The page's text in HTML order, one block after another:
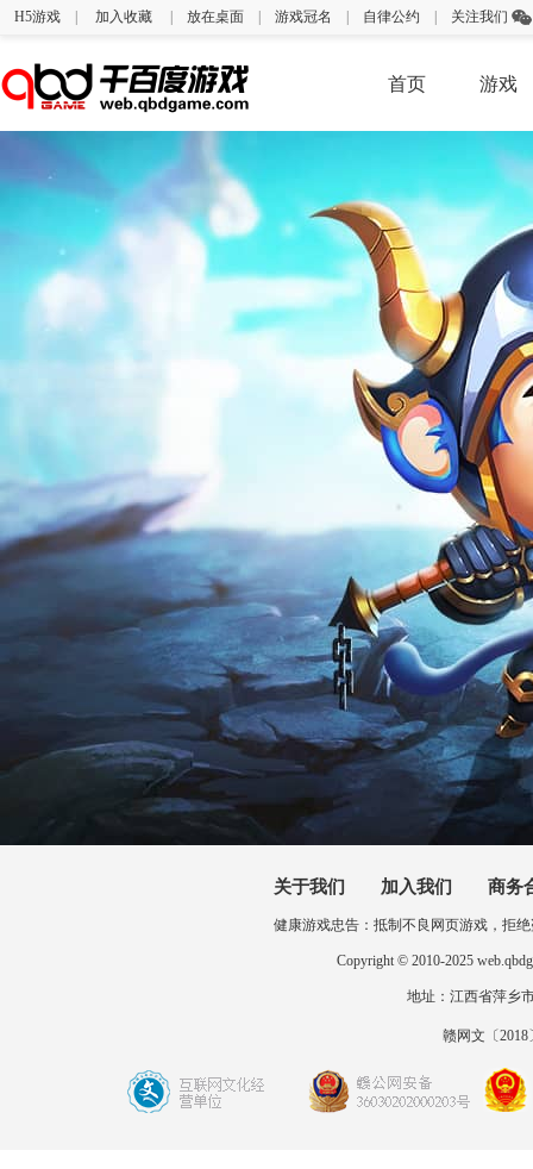
H5游戏 加入收藏 放在桌面 游戏冠名 自律公约 关注我们
首页 游戏
关于我们 加入我们 商务
健康游戏忠告：抵制不良网页游戏，拒
Copyright © 2010-2025
地址：江西省萍乡
赣网文〔2018